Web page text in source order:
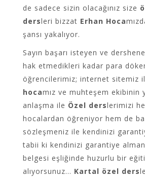
de sadece sizin olacağınız size
dersleri bizzat Erhan Hoca
şansı yakalıyor.
Sayın başarı isteyen ve
hak etmedikleri kadar para
öğrencilerimiz; internet sitemiz
hocamız ve muhteşem ekibinin
anlaşma ile Özel derslerimizi
hocalardan öğreniyor hem de
sözleşmeniz ile kendinizi
tabii ki kendinizi garantiye
belgesi eşliğinde huzurlu bir
alıyorsunuz… Kartal özel ders